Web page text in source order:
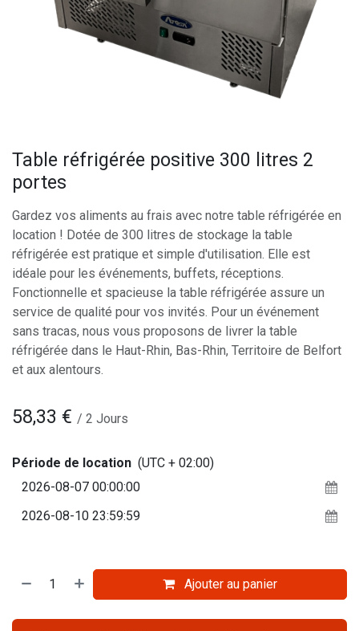
Table réfrigérée positive 300 litres 2
portes
Gardez vos aliments au frais avec notre table réfrigérée en
location ! Dotée de 300 litres de stockage la table
réfrigérée est pratique et simple d'utilisation. Elle est
idéale pour les événements, buffets, réceptions.
Fonctionnelle et spacieuse la table réfrigérée assure un
service de qualité pour vos invités. Pour un événement
sans tracas, nous vous proposons de livrer la table
réfrigérée dans le Haut-Rhin, Bas-Rhin, Territoire de Belfort
et aux alentours.
58,33 € / 2 Jours
Période de location (UTC + 02:00)
Ajouter au panier